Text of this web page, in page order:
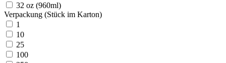
32 oz (960ml)
Verpackung (Stück im Karton)
1
10
25
100